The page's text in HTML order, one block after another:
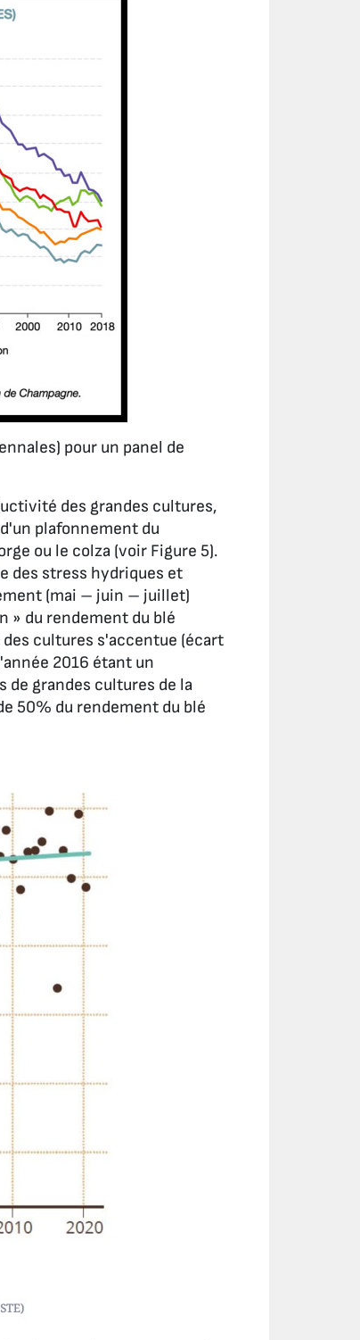
pour un panel de
des grandes cultures,
plafonnement du
ou le colza (voir Figure 5).
des stress hydriques et
(mai – juin – juillet)
» du rendement du blé
cultures s'accentue (écart
2016 étant un
grandes cultures de la
50% du rendement du blé